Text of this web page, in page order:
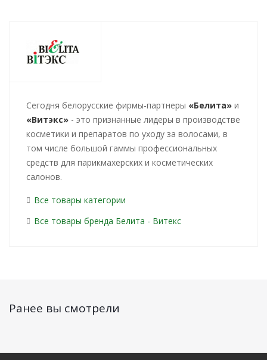
Cегодня белорусские фирмы-партнеры «Белита» и
«Витэкс» - это признанные лидеры в производстве
косметики и препаратов по уходу за волосами, в
том числе большой гаммы профессиональных
средств для парикмахерских и косметических
салонов.
Все товары категории
Все товары бренда Белита - Витекс
Ранее вы смотрели